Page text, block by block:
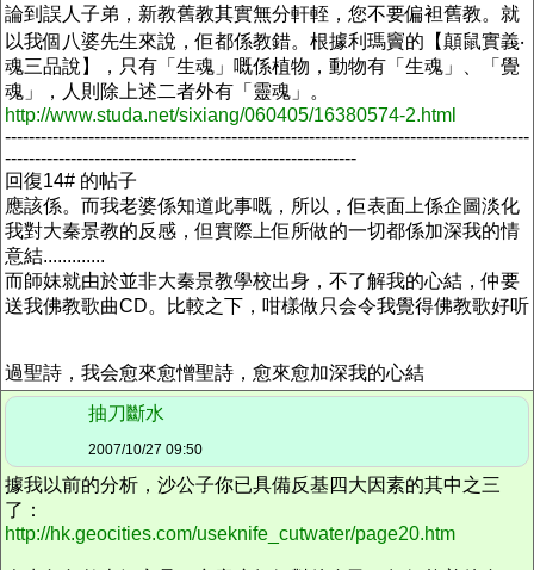
論到誤人子弟，新教舊教其實無分軒輊，您不要偏袒舊教。就
以我個八婆先生來說，佢都係教錯。根據利瑪竇的【顛鼠實義‧
魂三品說】，只有「生魂」嘅係植物，動物有「生魂」、「覺
魂」，人則除上述二者外有「靈魂」。
http://www.studa.net/sixiang/060405/16380574-2.html
----------------------------------------------------------------------------------------
-----------------------------------------------------------
回復14# 的帖子
應該係。而我老婆係知道此事嘅，所以，佢表面上係企圖淡化
我對大秦景教的反感，但實際上佢所做的一切都係加深我的情
意結.............
而師妹就由於並非大秦景教學校出身，不了解我的心結，仲要
送我佛教歌曲CD。比較之下，咁樣做只会令我覺得佛教歌好听
過聖詩，我会愈來愈憎聖詩，愈來愈加深我的心結
抽刀斷水
2007/10/27 09:50
據我以前的分析，沙公子你已具備反基四大因素的其中之三
了：
http://hk.geocities.com/useknife_cutwater/page20.htm